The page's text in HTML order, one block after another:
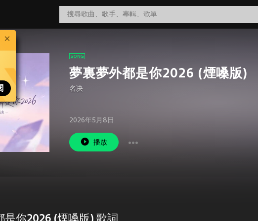
夢裏夢外都是你2026 (煙嗓版)
名决
2026年5月8日
播放